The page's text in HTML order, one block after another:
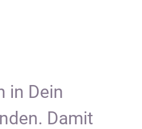
in Dein
Damit